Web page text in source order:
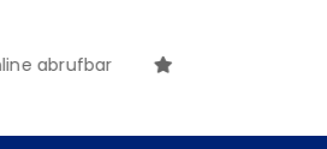
abrufbar